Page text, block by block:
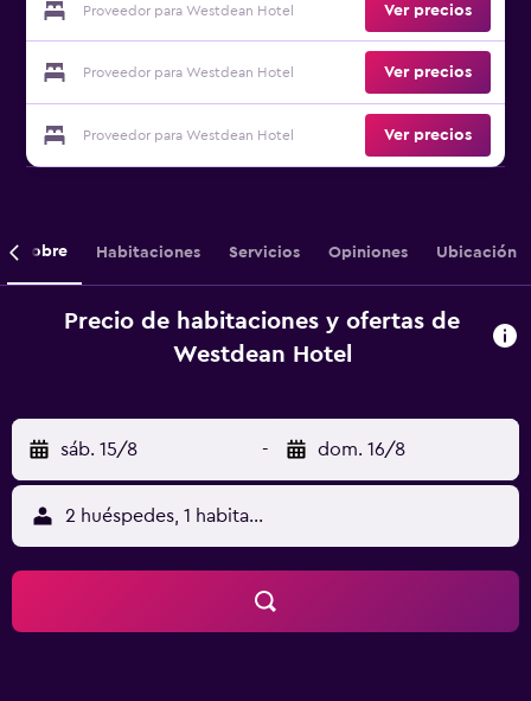
Proveedor para Westdean Hotel Ver precios
Proveedor para Westdean Hotel Ver precios
Proveedor para Westdean Hotel Ver precios
Sobre Habitaciones Servicios Opiniones Ubicación
Precio de habitaciones y ofertas de
Westdean Hotel
sáb. 15/8 - dom. 16/8
2 huéspedes, 1 habitación